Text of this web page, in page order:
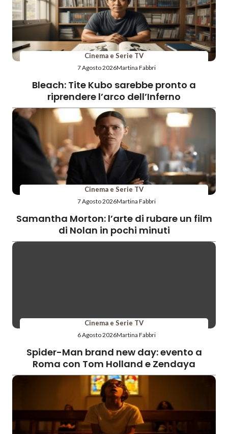
Cinema e Serie TV
7 Agosto 2026Martina Fabbri
Bleach: Tite Kubo sarebbe pronto a
riprendere l’arco dell’Inferno
Cinema e Serie TV
7 Agosto 2026Martina Fabbri
Samantha Morton: l’arte di rubare un film
di Nolan in pochi minuti
Cinema e Serie TV
6 Agosto 2026Martina Fabbri
Spider-Man brand new day: evento a
Roma con Tom Holland e Zendaya